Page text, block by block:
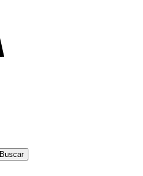
Buscar